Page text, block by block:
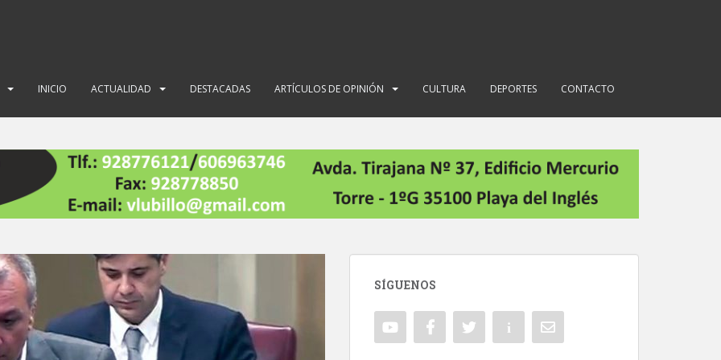
INICIO ACTUALIDAD DESTACADAS ARTÍCULOS DE OPINIÓN CULTURA DEPORTES CONTACTO
SÍGUENOS